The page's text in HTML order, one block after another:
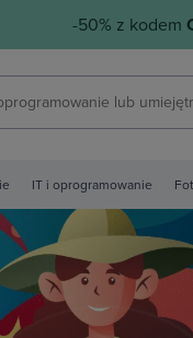
-50% z kodem
IT i oprogramowanie